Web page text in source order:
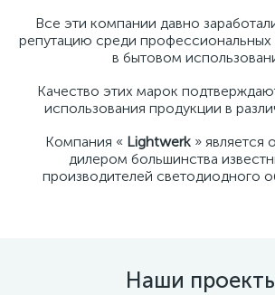
Все эти компании давно
репутацию среди профессиональных
в бытовом
Качество этих марок
использования продукции в
Компания « Lightwerk » является
дилером большинства
производителей светодиодного
Наши